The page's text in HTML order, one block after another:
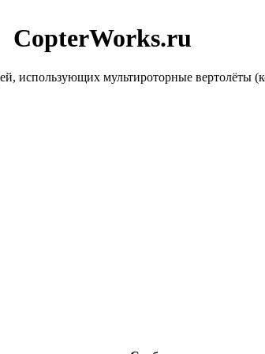
CopterWorks.ru
использующих мультироторные вертолёты